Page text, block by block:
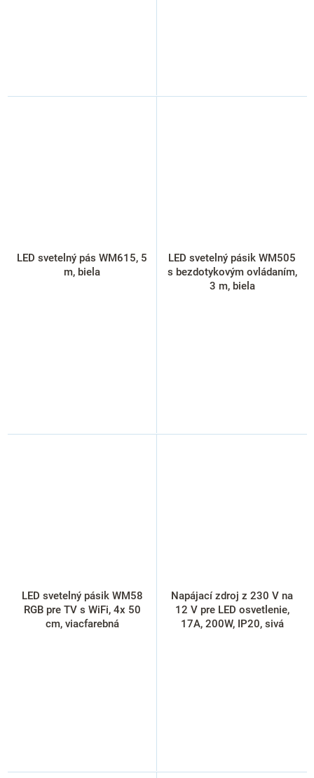
LED svetelný pás WM615, 5
m, biela
LED svetelný pásik WM505
s bezdotykovým ovládaním,
3 m, biela
LED svetelný pásik WM58
RGB pre TV s WiFi, 4x 50
cm, viacfarebná
Napájací zdroj z 230 V na
12 V pre LED osvetlenie,
17A, 200W, IP20, sivá